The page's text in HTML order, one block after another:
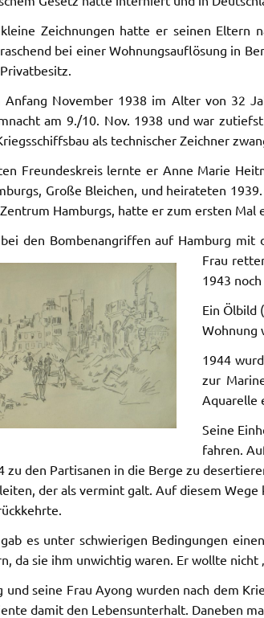
Zeichnungen hatte er seinen Eltern
bei einer Wohnungsauflösung in
Anfang November 1938 im Alter von 32
am 9./10. Nov. 1938 und war
als technischer Zeichner
Freundeskreis lernte er Anne Marie
Große Bleichen, und heirateten
Hamburgs, hatte er zum ersten Mal
den Bombenangriffen auf Hamburg mit
Frau
1943
Ein Ölbild
Wohnung
1944
zur
Aquarelle
Seine
fahren.
zu den Partisanen in die Berge zu
der als vermint galt. Auf diesem
es unter schwierigen Bedingungen
da sie ihm unwichtig waren. Er wollte nicht
und seine Frau Ayong wurden nach dem
damit den Lebensunterhalt. Daneben